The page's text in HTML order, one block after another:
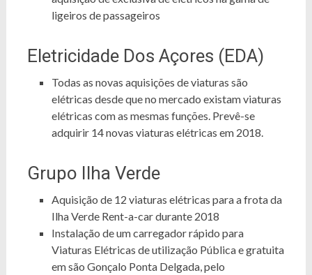
ligeiros de passageiros
Eletricidade Dos Açores (EDA)
Todas as novas aquisições de viaturas são
elétricas desde que no mercado existam viaturas
elétricas com as mesmas funções. Prevê-se
adquirir 14 novas viaturas elétricas em 2018.
Grupo Ilha Verde
Aquisição de 12 viaturas elétricas para a frota da
Ilha Verde Rent-a-car durante 2018
Instalação de um carregador rápido para
Viaturas Elétricas de utilização Pública e gratuita
em são Gonçalo Ponta Delgada, pelo